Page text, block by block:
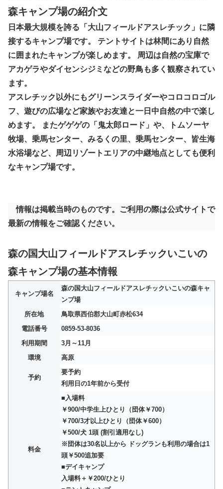
森キャンプ場の紹介文
日本最大規模を誇る「大山フィールドアスレチック」に隣
接するキャンプ場です。 テントサイトは林間にあり自然
に囲まれたキャンプが楽しめます。 周辺は自然の宝庫で
アカゲラやダイセンシジミなどの野鳥も多く観察されてい
ます。
アスレチック以外にもグリーンスライダーやコロコロゴル
フ、遊びの広場など家族やお友達と一日中自然の中で楽し
めます。 またゲゲゲの「鬼太郎ロード」や、トムソーヤ
牧場、乗馬センター、みるくの里、乗馬センター、皆生海
水浴場など、周辺リゾートエリアの中継地点としても便利
なキャンプ場です。
情報は掲載当時のものです。ご利用の際は公式サイトで
最新の情報をご確認ください。
森の国大山フィールドアスレチックいこいの
森キャンプ場の基本情報
キャンプ場名
森の国大山フィールドアスレチックいこいの森キャ
ンプ場
所在地
鳥取県西伯郡大山町赤松634
電話番号
0859-53-8036
利用期間
3月～11月
環境
高原
予約
要予約
利用日の1年前から受付
料金
■入場料
￥900/中学生上ひとり（団体￥700）
￥700/3才以上ひとり（団体￥600）
￥500/犬 1頭 (割引適用なし)
※団体は30名以上から ドッグランも利用の場合は1
頭￥500追加要
■デイキャンプ
入場料＋￥200/ひとり